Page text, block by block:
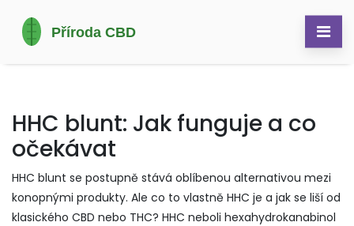
HHC blunt: Jak funguje a co
očekávat
HHC blunt se postupně stává oblíbenou alternativou mezi
konopnými produkty. Ale co to vlastně HHC je a jak se liší od
klasického CBD nebo THC? HHC neboli hexahydrokanabinol